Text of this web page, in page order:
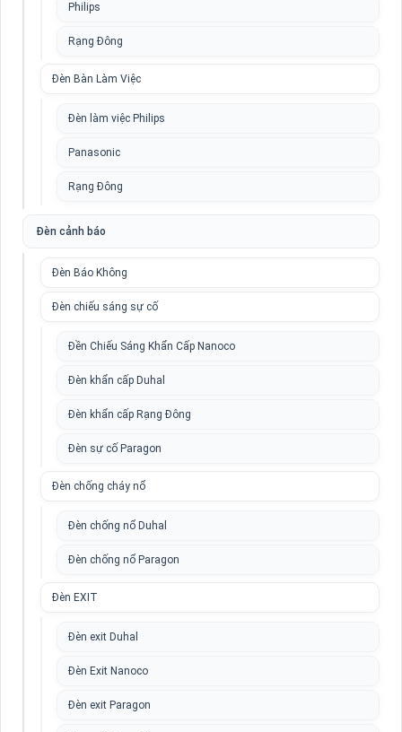
Philips
Rạng Đông
Đèn Bàn Làm Việc
Đèn làm việc Philips
Panasonic
Rạng Đông
Đèn cảnh báo
Đèn Báo Không
Đèn chiếu sáng sự cố
Đền Chiếu Sáng Khẩn Cấp Nanoco
Đèn khẩn cấp Duhal
Đèn khẩn cấp Rạng Đông
Đèn sự cố Paragon
Đèn chống cháy nổ
Đèn chống nổ Duhal
Đèn chống nổ Paragon
Đèn EXIT
Đèn exit Duhal
Đèn Exit Nanoco
Đèn exit Paragon